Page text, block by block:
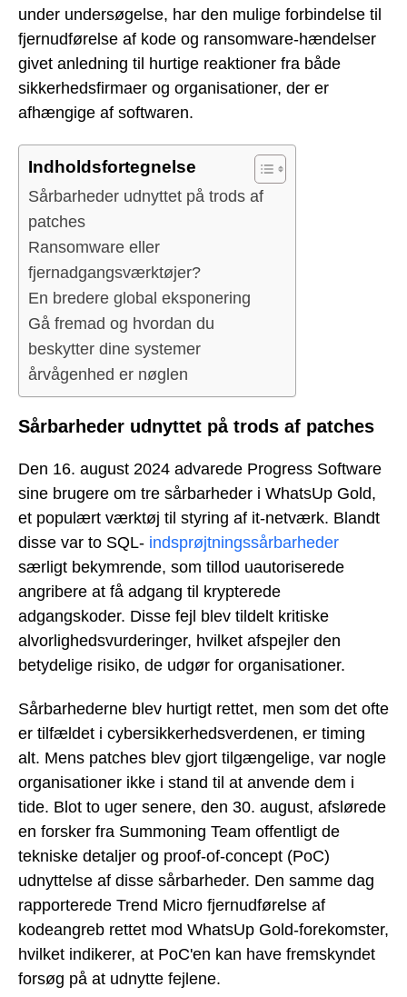
under undersøgelse, har den mulige forbindelse til
fjernudførelse af kode og ransomware-hændelser
givet anledning til hurtige reaktioner fra både
sikkerhedsfirmaer og organisationer, der er
afhængige af softwaren.
Indholdsfortegnelse
Sårbarheder udnyttet på trods af
patches
Ransomware eller
fjernadgangsværktøjer?
En bredere global eksponering
Gå fremad og hvordan du
beskytter dine systemer
årvågenhed er nøglen
Sårbarheder udnyttet på trods af patches
Den 16. august 2024 advarede Progress Software
sine brugere om tre sårbarheder i WhatsUp Gold,
et populært værktøj til styring af it-netværk. Blandt
disse var to SQL- indsprøjtningssårbarheder
særligt bekymrende, som tillod uautoriserede
angribere at få adgang til krypterede
adgangskoder. Disse fejl blev tildelt kritiske
alvorlighedsvurderinger, hvilket afspejler den
betydelige risiko, de udgør for organisationer.
Sårbarhederne blev hurtigt rettet, men som det ofte
er tilfældet i cybersikkerhedsverdenen, er timing
alt. Mens patches blev gjort tilgængelige, var nogle
organisationer ikke i stand til at anvende dem i
tide. Blot to uger senere, den 30. august, afslørede
en forsker fra Summoning Team offentligt de
tekniske detaljer og proof-of-concept (PoC)
udnyttelse af disse sårbarheder. Den samme dag
rapporterede Trend Micro fjernudførelse af
kodeangreb rettet mod WhatsUp Gold-forekomster,
hvilket indikerer, at PoC'en kan have fremskyndet
forsøg på at udnytte fejlene.